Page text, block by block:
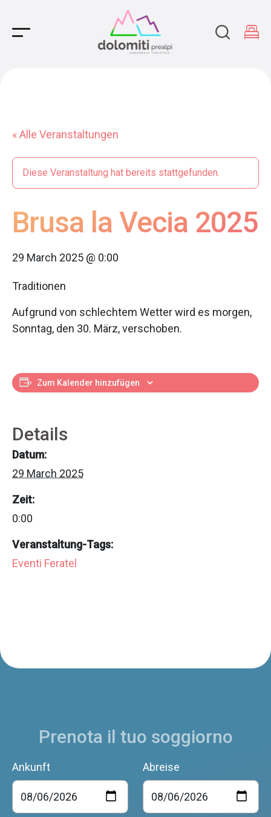
Main Navigation
« Alle Veranstaltungen
Diese Veranstaltung hat bereits stattgefunden.
Brusa la Vecia 2025
29 March 2025 @ 0:00
Traditionen
Aufgrund von schlechtem Wetter wird es morgen,
Sonntag, den 30. März, verschoben.
Zum Kalender hinzufügen
Details
Datum:
29 March 2025
Zeit:
0:00
Veranstaltung-Tags:
Eventi Feratel
Prenota il tuo soggiorno
Ankunft Abreise